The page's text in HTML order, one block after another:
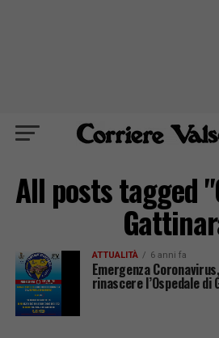
All posts tagged
ATTUALITÀ 6 anni fa
Emergenza
rinascere l’Ospedale di